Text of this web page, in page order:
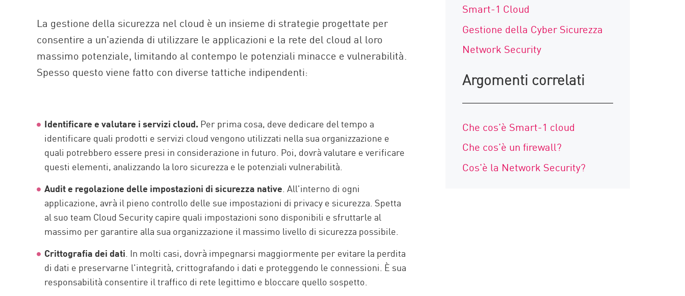
La gestione della sicurezza nel cloud è un insieme di strategie progettate per
consentire a un'azienda di utilizzare le applicazioni e la rete del cloud al loro
massimo potenziale, limitando al contempo le potenziali minacce e vulnerabilità.
Spesso questo viene fatto con diverse tattiche indipendenti:
Identificare e valutare i servizi cloud. Per prima cosa, deve dedicare del tempo a
identificare quali prodotti e servizi cloud vengono utilizzati nella sua organizzazione e
quali potrebbero essere presi in considerazione in futuro. Poi, dovrà valutare e verificare
questi elementi, analizzando la loro sicurezza e le potenziali vulnerabilità.
Audit e regolazione delle impostazioni di sicurezza native. All'interno di ogni
applicazione, avrà il pieno controllo delle sue impostazioni di privacy e sicurezza. Spetta
al suo team Cloud Security capire quali impostazioni sono disponibili e sfruttarle al
massimo per garantire alla sua organizzazione il massimo livello di sicurezza possibile.
Crittografia dei dati. In molti casi, dovrà impegnarsi maggiormente per evitare la perdita
di dati e preservarne l'integrità, crittografando i dati e proteggendo le connessioni. È sua
responsabilità consentire il traffico di rete legittimo e bloccare quello sospetto.
Smart-1 Cloud
Gestione della Cyber Sicurezza
Network Security
Argomenti correlati
Che cos'è Smart-1 cloud
Che cos'è un firewall?
Cos'è la Network Security?